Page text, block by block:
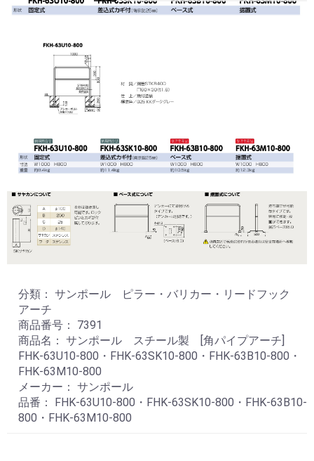
分類： サンポール ピラー・バリカー・リードフック
アーチ
商品番号： 7391
商品名： サンポール スチール製 [角パイプアーチ]
FHK-63U10-800・FHK-63SK10-800・FHK-63B10-800・
FHK-63M10-800
メーカー： サンポール
品番： FHK-63U10-800・FHK-63SK10-800・FHK-63B10-
800・FHK-63M10-800